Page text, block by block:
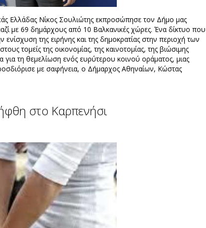
Ελλάδας Νίκος Σουλιώτης εκπροσώπησε τον Δήμο μας
με 69 δημάρχους από 10 Βαλκανικές χώρες. Ένα δίκτυο που
της ειρήνης και της δημοκρατίας στην περιοχή των
τομείς της οικονομίας, της καινοτομίας, της βιώσιμης
τη θεμελίωση ενός ευρύτερου κοινού οράματος, μιας
με σαφήνεια, ο Δήμαρχος Αθηναίων, Κώστας
στο Καρπενήσι